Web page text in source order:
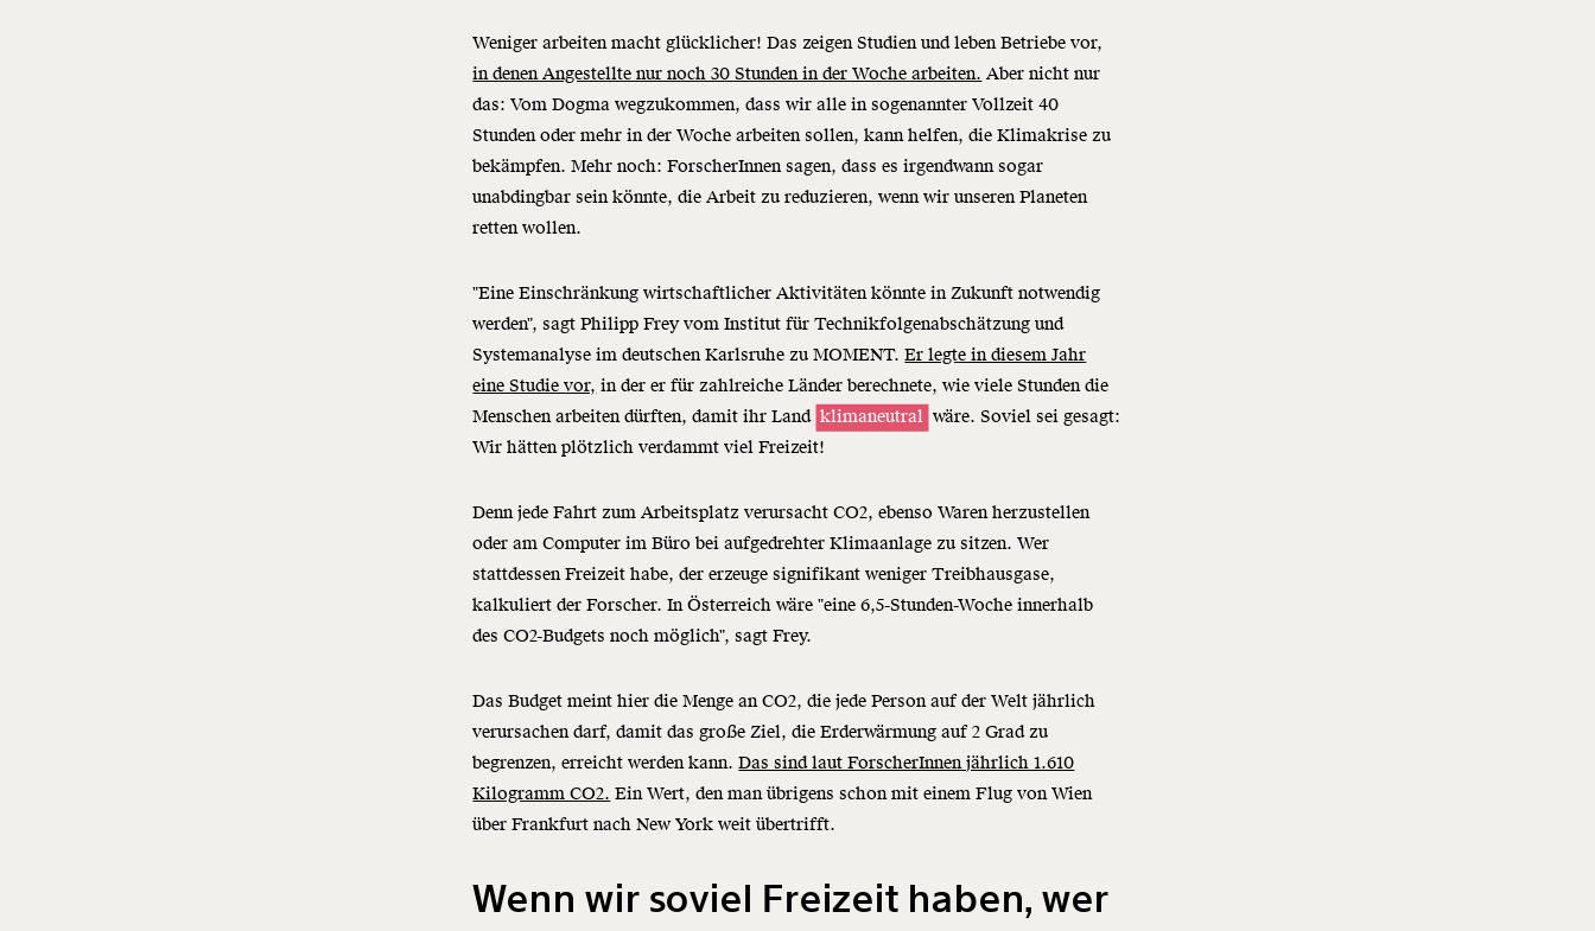
Weniger arbeiten macht glücklicher! Das zeigen Studien und leben Betriebe vor,
in denen Angestellte nur noch 30 Stunden in der Woche arbeiten. Aber nicht nur
das: Vom Dogma wegzukommen, dass wir alle in sogenannter Vollzeit 40
Stunden oder mehr in der Woche arbeiten sollen, kann helfen, die Klimakrise zu
bekämpfen. Mehr noch: ForscherInnen sagen, dass es irgendwann sogar
unabdingbar sein könnte, die Arbeit zu reduzieren, wenn wir unseren Planeten
retten wollen.
"Eine Einschränkung wirtschaftlicher Aktivitäten könnte in Zukunft notwendig
werden", sagt Philipp Frey vom Institut für Technikfolgenabschätzung und
Systemanalyse im deutschen Karlsruhe zu MOMENT.Er legte in diesem Jahr
eine Studie vor, in der er für zahlreiche Länder berechnete, wie viele Stunden die
Menschen arbeiten dürften, damit ihr Land klimaneutral wäre. Soviel sei gesagt:
Wir hätten plötzlich verdammt viel Freizeit!
Denn jede Fahrt zum Arbeitsplatz verursacht CO2, ebenso Waren herzustellen
oder am Computer im Büro bei aufgedrehter Klimaanlage zu sitzen. Wer
stattdessen Freizeit habe, der erzeuge signifikant weniger Treibhausgase,
kalkuliert der Forscher. In Österreich wäre "eine 6,5-Stunden-Woche innerhalb
des CO2-Budgets noch möglich", sagt Frey.
Das Budget meint hier die Menge an CO2, die jede Person auf der Welt jährlich
verursachen darf, damit das große Ziel, die Erderwärmung auf 2 Grad zu
begrenzen, erreicht werden kann.Das sind laut ForscherInnen jährlich 1.610
Kilogramm CO2. Ein Wert, den man übrigens schon mit einem Flug von Wien
über Frankfurt nach New York weit übertrifft.
Wenn wir soviel Freizeit haben, wer